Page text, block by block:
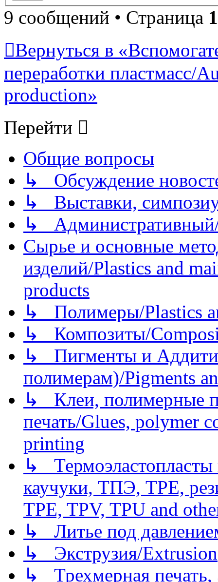
9 сообщений • Страница 1
Вернуться в
переработки пластмасс/
production»
Перейти
Общие вопросы
↳ Обсуждение
↳ Выставки,
↳
Сырье и основные
изделий/Plastics and
products
↳ Полимеры/Plastics
↳ Композиты/
↳ Пигменты и
полимерам)/Pigments
↳ Клеи, полимерные
печать/Glues, polymer
printing
↳
каучуки, ТПЭ, TPE,
TPE, TPV, TPU and
↳ Литье под
↳ Экструзия/Extrusion
↳ Трехмерная